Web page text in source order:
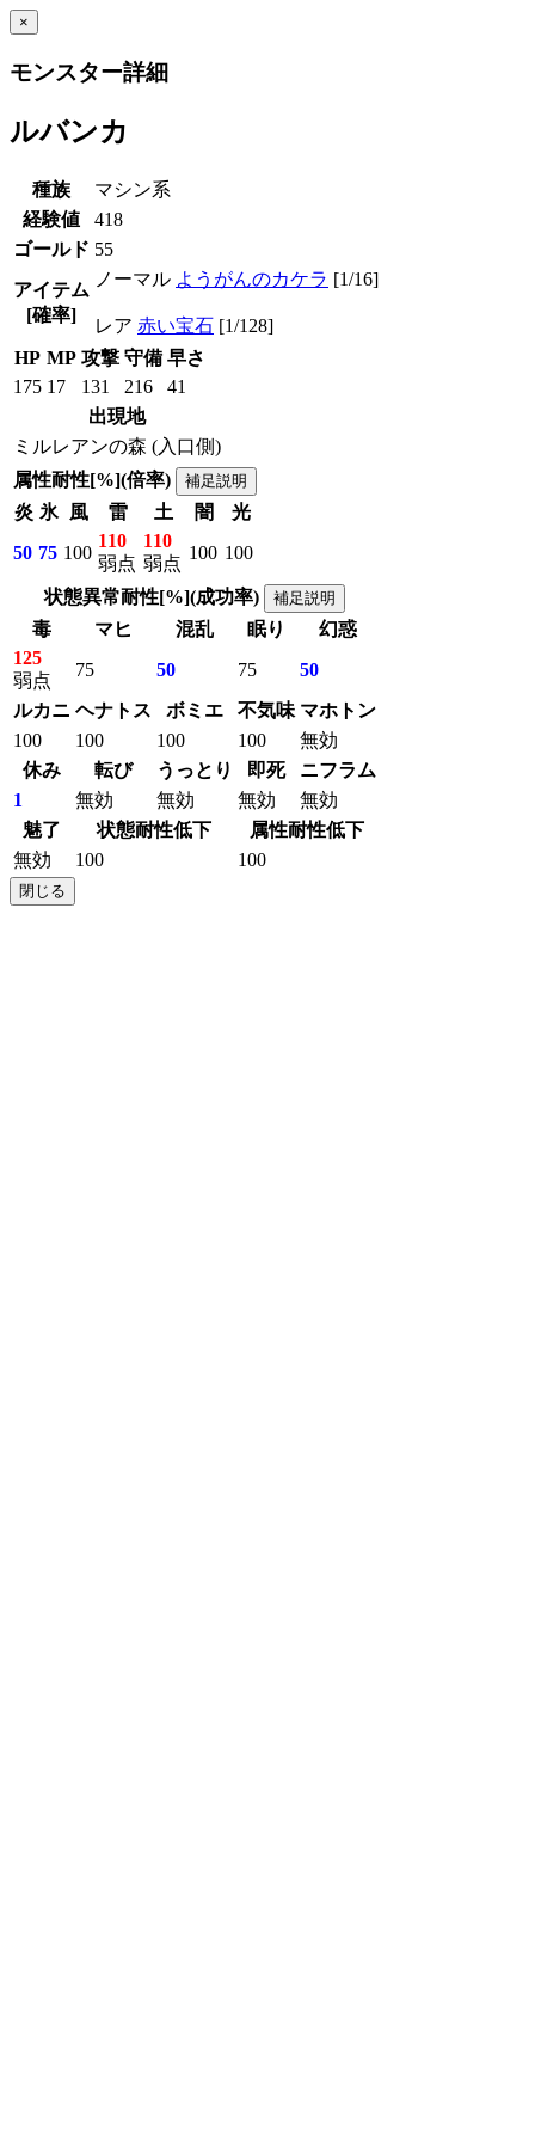
×
モンスター詳細
ルバンカ
種族
マシン系
経験値
418
ゴールド 55
アイテム
[確率]
ノーマル ようがんのカケラ [1/16]
レア 赤い宝石 [1/128]
HP MP 攻撃 守備 早さ
175 17 131 216
41
出現地
ミルレアンの森 (入口側)
属性耐性[%](倍率)
補足説明
炎 氷 風 雷 土 闇
光
50 75 100
110
弱点
110
弱点
100 100
状態異常耐性[%](成功率) 補足説明
毒 マヒ 混乱 眠り
幻惑
125
弱点
75 50 75
50
ルカニ ヘナトス ボミエ 不気味 マホトン
100
100 100 100
無効
休み
転び うっとり 即死
ニフラム
1
無効 無効 無効
無効
魅了
状態耐性低下
属性耐性低下
無効
100 100
閉じる